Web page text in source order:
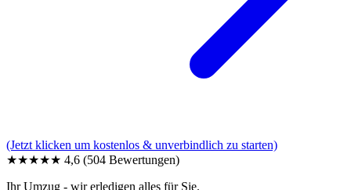
(Jetzt klicken um kostenlos & unverbindlich zu starten)
★★★★★ 4,6 (504 Bewertungen)
Ihr Umzug - wir erledigen alles für Sie.